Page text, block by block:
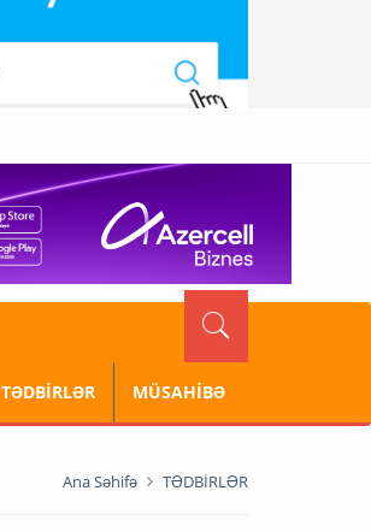
TƏDBİRLƏR MÜSAHİBƏ
Ana Səhifə TƏDBİRLƏR